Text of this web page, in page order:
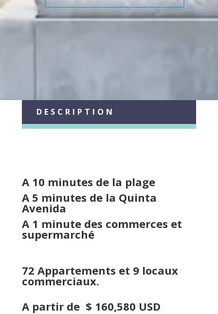
DESCRIPTION
A 10 minutes de la plage
A 5 minutes de la Quinta
Avenida
A 1 minute des commerces et
supermarché
72 Appartements et 9 locaux
commerciaux.
A partir de $ 160,580 USD